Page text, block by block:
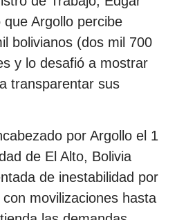
Argollo percibe
bolivianos (dos mil 700
y lo desafió a mostrar
transparentar sus
por Argollo el 1
de El Alto, Bolivia
de inestabilidad por
movilizaciones hasta